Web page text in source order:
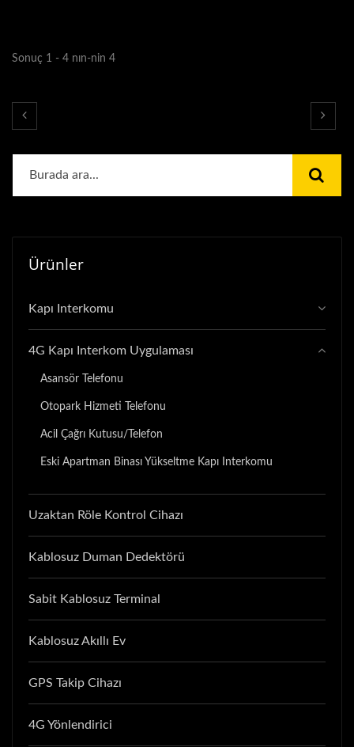
Sonuç 1 - 4 nın-nin 4
Ürünler
Kapı Interkomu
4G Kapı Interkom Uygulaması
Asansör Telefonu
Otopark Hizmeti Telefonu
Acil Çağrı Kutusu/Telefon
Eski Apartman Binası Yükseltme Kapı Interkomu
Uzaktan Röle Kontrol Cihazı
Kablosuz Duman Dedektörü
Sabit Kablosuz Terminal
Kablosuz Akıllı Ev
GPS Takip Cihazı
4G Yönlendirici